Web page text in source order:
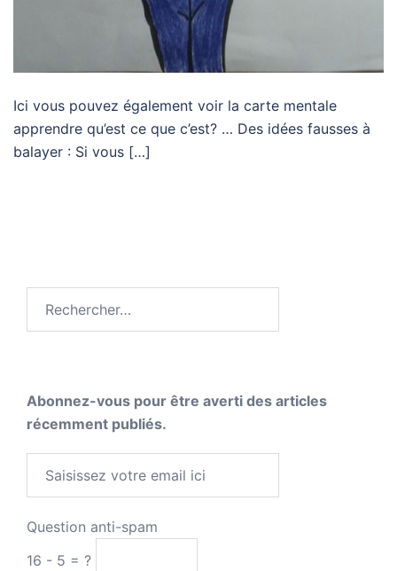
Ici vous pouvez également voir la carte mentale
apprendre qu’est ce que c’est? … Des idées fausses à
balayer : Si vous […]
Abonnez-vous pour être averti des articles
récemment publiés.
Question anti-spam
16 - 5 = ?